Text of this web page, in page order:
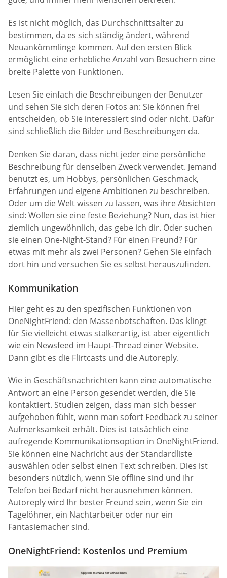
Es ist nicht möglich, das Durchschnittsalter zu
bestimmen, da es sich ständig ändert, während
Neuankömmlinge kommen. Auf den ersten Blick
ermöglicht eine erhebliche Anzahl von Besuchern eine
breite Palette von Funktionen.
Lesen Sie einfach die Beschreibungen der Benutzer
und sehen Sie sich deren Fotos an: Sie können frei
entscheiden, ob Sie interessiert sind oder nicht. Dafür
sind schließlich die Bilder und Beschreibungen da.
Denken Sie daran, dass nicht jeder eine persönliche
Beschreibung für denselben Zweck verwendet. Jemand
benutzt es, um Hobbys, persönlichen Geschmack,
Erfahrungen und eigene Ambitionen zu beschreiben.
Oder um die Welt wissen zu lassen, was ihre Absichten
sind: Wollen sie eine feste Beziehung? Nun, das ist hier
ziemlich ungewöhnlich, das gebe ich dir. Oder suchen
sie einen One-Night-Stand? Für einen Freund? Für
etwas mit mehr als zwei Personen? Gehen Sie einfach
dort hin und versuchen Sie es selbst herauszufinden.
Kommunikation
Hier geht es zu den spezifischen Funktionen von
OneNightFriend: den Massenbotschaften. Das klingt
für Sie vielleicht etwas stalkerartig, ist aber eigentlich
wie ein Newsfeed im Haupt-Thread einer Website.
Dann gibt es die Flirtcasts und die Autoreply.
Wie in Geschäftsnachrichten kann eine automatische
Antwort an eine Person gesendet werden, die Sie
kontaktiert. Studien zeigen, dass man sich besser
aufgehoben fühlt, wenn man sofort Feedback zu seiner
Aufmerksamkeit erhält. Dies ist tatsächlich eine
aufregende Kommunikationsoption in OneNightFriend.
Sie können eine Nachricht aus der Standardliste
auswählen oder selbst einen Text schreiben. Dies ist
besonders nützlich, wenn Sie offline sind und Ihr
Telefon bei Bedarf nicht herausnehmen können.
Autoreply wird Ihr bester Freund sein, wenn Sie ein
Tagelöhner, ein Nachtarbeiter oder nur ein
Fantasiemacher sind.
OneNightFriend: Kostenlos und Premium